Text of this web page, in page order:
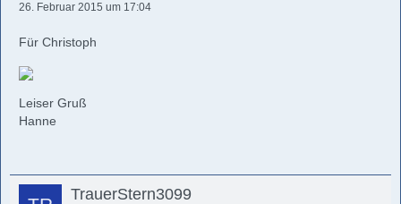
26. Februar 2015 um 17:04
Für Christoph
Leiser Gruß
Hanne
TrauerStern3099